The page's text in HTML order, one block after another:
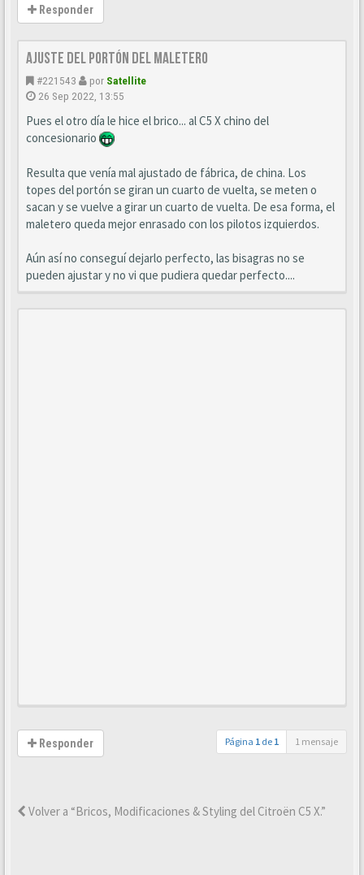
Responder
Ajuste del portón del maletero
#221543 por Satellite
26 Sep 2022, 13:55
Pues el otro día le hice el brico... al C5 X chino del
concesionario
Resulta que venía mal ajustado de fábrica, de china. Los
topes del portón se giran un cuarto de vuelta, se meten o
sacan y se vuelve a girar un cuarto de vuelta. De esa forma, el
maletero queda mejor enrasado con los pilotos izquierdos.
Aún así no conseguí dejarlo perfecto, las bisagras no se
pueden ajustar y no vi que pudiera quedar perfecto....
Responder Página 1 de 1 1 mensaje
Volver a “Bricos, Modificaciones & Styling del Citroën C5 X.”